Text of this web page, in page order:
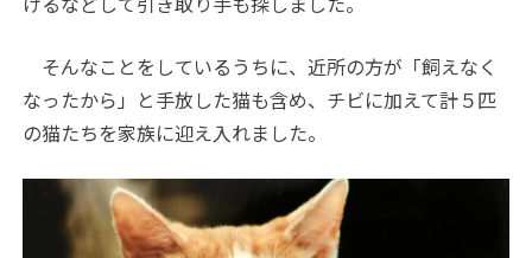
そんなことをしているうちに、近所の方が「飼えなく
なったから」と手放した猫も含め、チビに加えて計５匹
の猫たちを家族に迎え入れました。